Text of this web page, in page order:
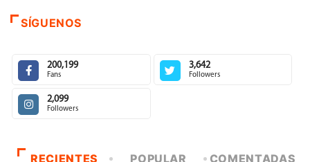
SÍGUENOS
200,199
Fans
3,642
Followers
2,099
Followers
RECIENTES POPULAR COMENTADAS